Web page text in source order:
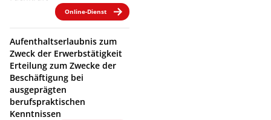
Online-Dienst
Aufenthaltserlaubnis zum
Zweck der Erwerbstätigkeit
Erteilung zum Zwecke der
Beschäftigung bei
ausgeprägten
berufspraktischen
Kenntnissen